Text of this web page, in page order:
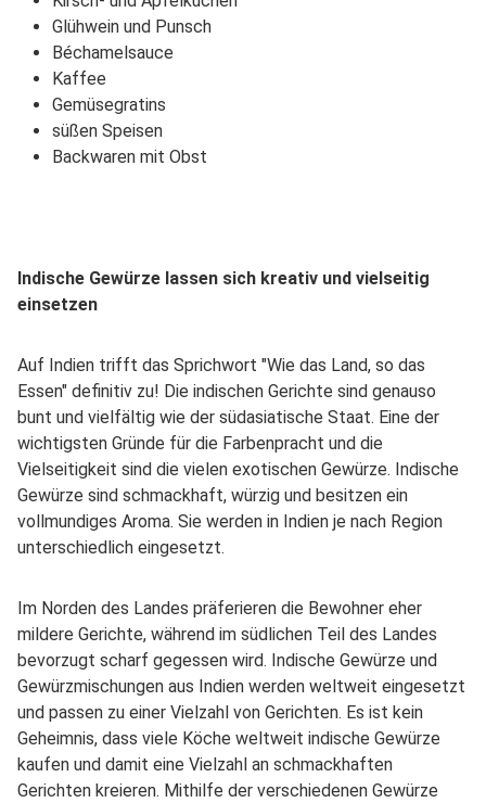
Glühwein und Punsch
Béchamelsauce
Kaffee
Gemüsegratins
süßen Speisen
Backwaren mit Obst
Indische Gewürze lassen sich kreativ und vielseitig
einsetzen
Auf Indien trifft das Sprichwort "Wie das Land, so das
Essen" definitiv zu! Die indischen Gerichte sind genauso
bunt und vielfältig wie der südasiatische Staat. Eine der
wichtigsten Gründe für die Farbenpracht und die
Vielseitigkeit sind die vielen exotischen Gewürze. Indische
Gewürze sind schmackhaft, würzig und besitzen ein
vollmundiges Aroma. Sie werden in Indien je nach Region
unterschiedlich eingesetzt.
Im Norden des Landes präferieren die Bewohner eher
mildere Gerichte, während im südlichen Teil des Landes
bevorzugt scharf gegessen wird. Indische Gewürze und
Gewürzmischungen aus Indien werden weltweit eingesetzt
und passen zu einer Vielzahl von Gerichten. Es ist kein
Geheimnis, dass viele Köche weltweit indische Gewürze
kaufen und damit eine Vielzahl an schmackhaften
Gerichten kreieren. Mithilfe der verschiedenen Gewürze